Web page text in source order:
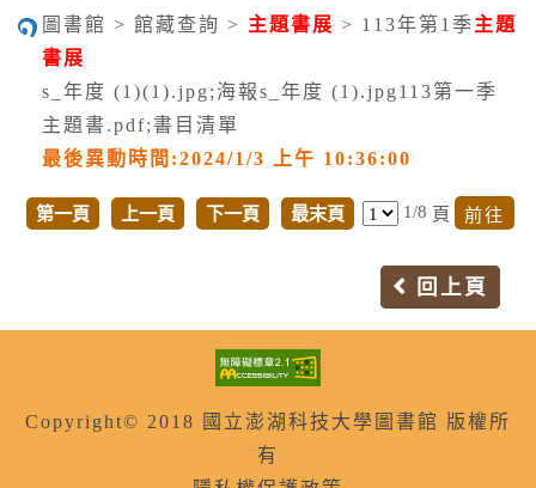
圖書館 > 館藏查詢 > 主題書展 > 113年第1季 主題
書展
s_年度 (1)(1).jpg;海報s_年度 (1).jpg113第一季
主題書.pdf;書目清單
最後異動時間:2024/1/3 上午 10:36:00
第一頁 上一頁 下一頁 最末頁 1/8 頁
回上頁
Copyright© 2018 國立澎湖科技大學圖書館 版權所
有